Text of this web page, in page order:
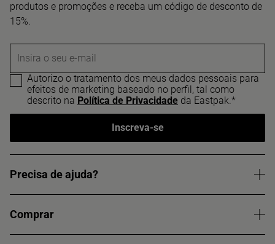
produtos e promoções e receba um código de desconto de
15%.
Insira o seu e-mail
Autorizo o tratamento dos meus dados pessoais para
efeitos de marketing baseado no perfil, tal como
descrito na Política de Privacidade da Eastpak.*
Inscreva-se
Precisa de ajuda?
Comprar